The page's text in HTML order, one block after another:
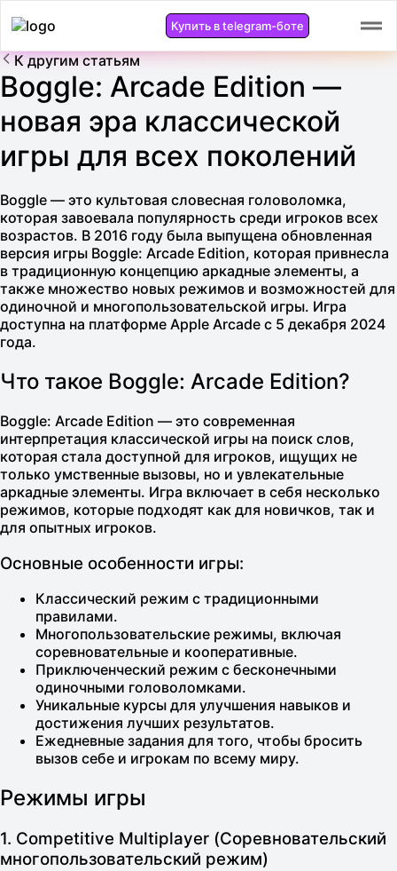
Купить в telegram-боте
К другим статьям
Boggle: Arcade Edition —
новая эра классической
игры для всех поколений
Boggle — это культовая словесная головоломка,
которая завоевала популярность среди игроков всех
возрастов. В 2016 году была выпущена обновленная
версия игры Boggle: Arcade Edition, которая привнесла
в традиционную концепцию аркадные элементы, а
также множество новых режимов и возможностей для
одиночной и многопользовательской игры. Игра
доступна на платформе Apple Arcade с 5 декабря 2024
года.
Что такое Boggle: Arcade Edition?
Boggle: Arcade Edition — это современная
интерпретация классической игры на поиск слов,
которая стала доступной для игроков, ищущих не
только умственные вызовы, но и увлекательные
аркадные элементы. Игра включает в себя несколько
режимов, которые подходят как для новичков, так и
для опытных игроков.
Основные особенности игры:
Классический режим с традиционными
правилами.
Многопользовательские режимы, включая
соревновательные и кооперативные.
Приключенческий режим с бесконечными
одиночными головоломками.
Уникальные курсы для улучшения навыков и
достижения лучших результатов.
Ежедневные задания для того, чтобы бросить
вызов себе и игрокам по всему миру.
Режимы игры
1. Competitive Multiplayer (Соревновательский
многопользовательский режим)